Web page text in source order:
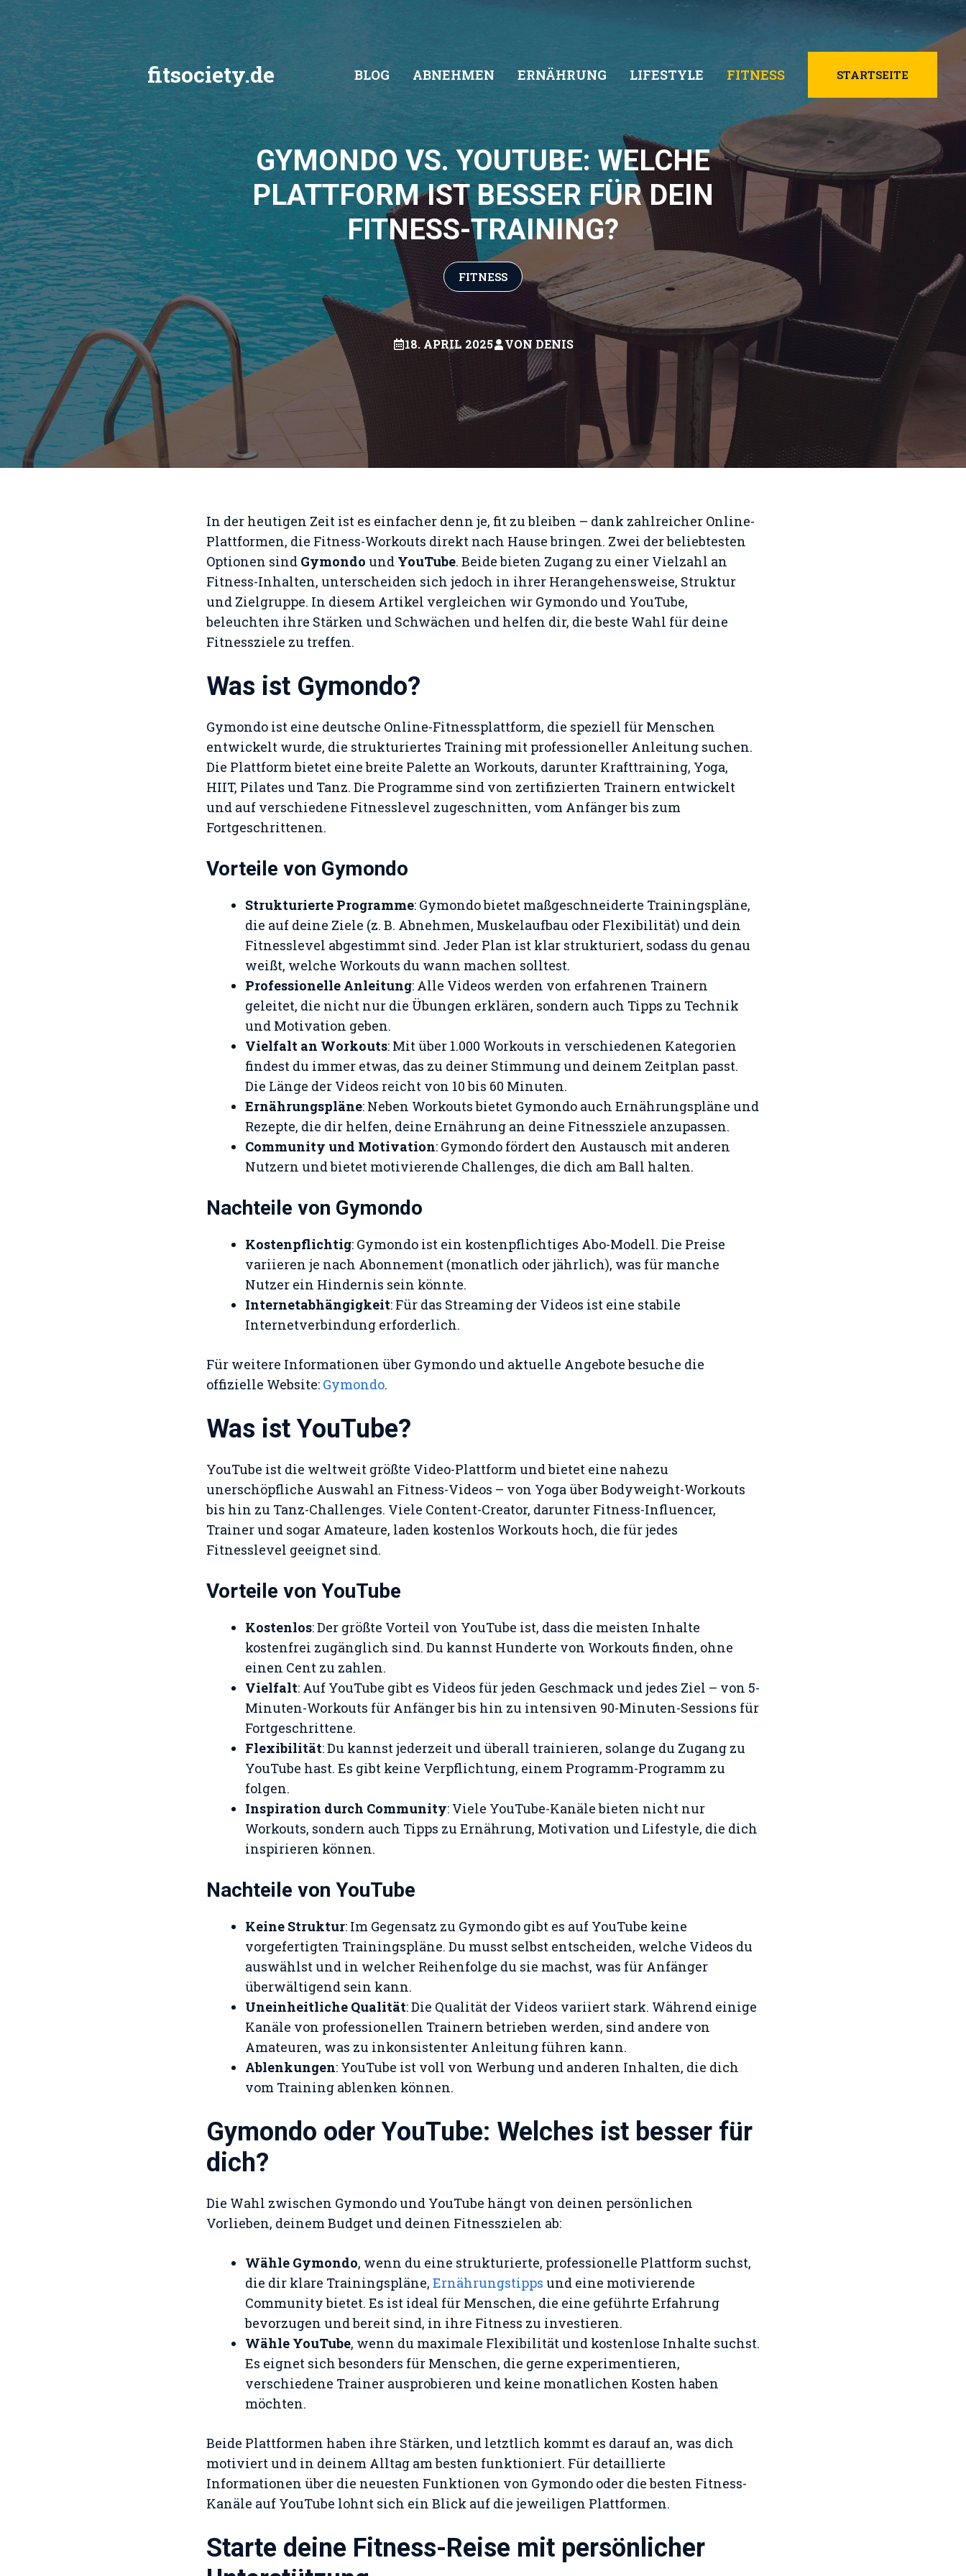
Inhalt
springen
fitsociety.de BLOG ABNEHMEN ERNÄHRUNG LIFESTYLE FITNESS STARTSEITE
GYMONDO VS. YOUTUBE: WELCHE
PLATTFORM IST BESSER FÜR DEIN
FITNESS-TRAINING?
FITNESS
18. APRIL 2025 VON DENIS
In der heutigen Zeit ist es einfacher denn je, fit zu bleiben – dank zahlreicher Online-
Plattformen, die Fitness-Workouts direkt nach Hause bringen. Zwei der beliebtesten
Optionen sind Gymondo und YouTube. Beide bieten Zugang zu einer Vielzahl an
Fitness-Inhalten, unterscheiden sich jedoch in ihrer Herangehensweise, Struktur
und Zielgruppe. In diesem Artikel vergleichen wir Gymondo und YouTube,
beleuchten ihre Stärken und Schwächen und helfen dir, die beste Wahl für deine
Fitnessziele zu treffen.
Was ist Gymondo?
Gymondo ist eine deutsche Online-Fitnessplattform, die speziell für Menschen
entwickelt wurde, die strukturiertes Training mit professioneller Anleitung suchen.
Die Plattform bietet eine breite Palette an Workouts, darunter Krafttraining, Yoga,
HIIT, Pilates und Tanz. Die Programme sind von zertifizierten Trainern entwickelt
und auf verschiedene Fitnesslevel zugeschnitten, vom Anfänger bis zum
Fortgeschrittenen.
Vorteile von Gymondo
Strukturierte Programme: Gymondo bietet maßgeschneiderte Trainingspläne,
die auf deine Ziele (z. B. Abnehmen, Muskelaufbau oder Flexibilität) und dein
Fitnesslevel abgestimmt sind. Jeder Plan ist klar strukturiert, sodass du genau
weißt, welche Workouts du wann machen solltest.
Professionelle Anleitung: Alle Videos werden von erfahrenen Trainern
geleitet, die nicht nur die Übungen erklären, sondern auch Tipps zu Technik
und Motivation geben.
Vielfalt an Workouts: Mit über 1.000 Workouts in verschiedenen Kategorien
findest du immer etwas, das zu deiner Stimmung und deinem Zeitplan passt.
Die Länge der Videos reicht von 10 bis 60 Minuten.
Ernährungspläne: Neben Workouts bietet Gymondo auch Ernährungspläne und
Rezepte, die dir helfen, deine Ernährung an deine Fitnessziele anzupassen.
Community und Motivation: Gymondo fördert den Austausch mit anderen
Nutzern und bietet motivierende Challenges, die dich am Ball halten.
Nachteile von Gymondo
Kostenpflichtig: Gymondo ist ein kostenpflichtiges Abo-Modell. Die Preise
variieren je nach Abonnement (monatlich oder jährlich), was für manche
Nutzer ein Hindernis sein könnte.
Internetabhängigkeit: Für das Streaming der Videos ist eine stabile
Internetverbindung erforderlich.
Für weitere Informationen über Gymondo und aktuelle Angebote besuche die
offizielle Website: Gymondo.
Was ist YouTube?
YouTube ist die weltweit größte Video-Plattform und bietet eine nahezu
unerschöpfliche Auswahl an Fitness-Videos – von Yoga über Bodyweight-Workouts
bis hin zu Tanz-Challenges. Viele Content-Creator, darunter Fitness-Influencer,
Trainer und sogar Amateure, laden kostenlos Workouts hoch, die für jedes
Fitnesslevel geeignet sind.
Vorteile von YouTube
Kostenlos: Der größte Vorteil von YouTube ist, dass die meisten Inhalte
kostenfrei zugänglich sind. Du kannst Hunderte von Workouts finden, ohne
einen Cent zu zahlen.
Vielfalt: Auf YouTube gibt es Videos für jeden Geschmack und jedes Ziel – von 5-
Minuten-Workouts für Anfänger bis hin zu intensiven 90-Minuten-Sessions für
Fortgeschrittene.
Flexibilität: Du kannst jederzeit und überall trainieren, solange du Zugang zu
YouTube hast. Es gibt keine Verpflichtung, einem Programm-Programm zu
folgen.
Inspiration durch Community: Viele YouTube-Kanäle bieten nicht nur
Workouts, sondern auch Tipps zu Ernährung, Motivation und Lifestyle, die dich
inspirieren können.
Nachteile von YouTube
Keine Struktur: Im Gegensatz zu Gymondo gibt es auf YouTube keine
vorgefertigten Trainingspläne. Du musst selbst entscheiden, welche Videos du
auswählst und in welcher Reihenfolge du sie machst, was für Anfänger
überwältigend sein kann.
Uneinheitliche Qualität: Die Qualität der Videos variiert stark. Während einige
Kanäle von professionellen Trainern betrieben werden, sind andere von
Amateuren, was zu inkonsistenter Anleitung führen kann.
Ablenkungen: YouTube ist voll von Werbung und anderen Inhalten, die dich
vom Training ablenken können.
Gymondo oder YouTube: Welches ist besser für
dich?
Die Wahl zwischen Gymondo und YouTube hängt von deinen persönlichen
Vorlieben, deinem Budget und deinen Fitnesszielen ab:
Wähle Gymondo, wenn du eine strukturierte, professionelle Plattform suchst,
die dir klare Trainingspläne, Ernährungstipps und eine motivierende
Community bietet. Es ist ideal für Menschen, die eine geführte Erfahrung
bevorzugen und bereit sind, in ihre Fitness zu investieren.
Wähle YouTube, wenn du maximale Flexibilität und kostenlose Inhalte suchst.
Es eignet sich besonders für Menschen, die gerne experimentieren,
verschiedene Trainer ausprobieren und keine monatlichen Kosten haben
möchten.
Beide Plattformen haben ihre Stärken, und letztlich kommt es darauf an, was dich
motiviert und in deinem Alltag am besten funktioniert. Für detaillierte
Informationen über die neuesten Funktionen von Gymondo oder die besten Fitness-
Kanäle auf YouTube lohnt sich ein Blick auf die jeweiligen Plattformen.
Starte deine Fitness-Reise mit persönlicher